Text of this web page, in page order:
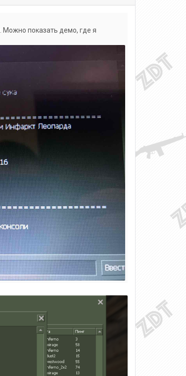
Можно показать демо, где я